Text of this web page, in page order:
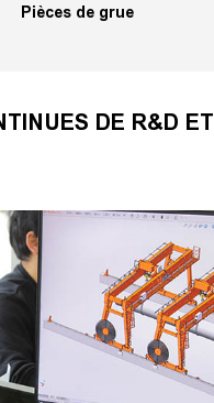
Pièces de grue
DE R&D ET